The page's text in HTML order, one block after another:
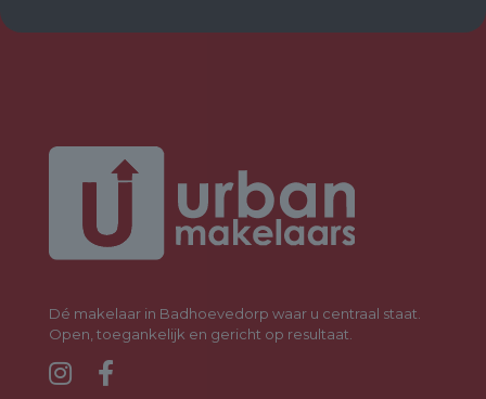
The apartment offers a fantastic open view, two spacious
combination!
Will you be the lucky new owner of this gem? Then get in touch
LAYOUT (also see floor plans in photo gallery)
GROUND FLOOR:
THIRD FLOOR:
Entrance hall with a built-in closet, updated fuse box, and a
separate toilet.
Dé makelaar in Badhoevedorp waar u centraal staat.
Open, toegankelijk en gericht op resultaat.